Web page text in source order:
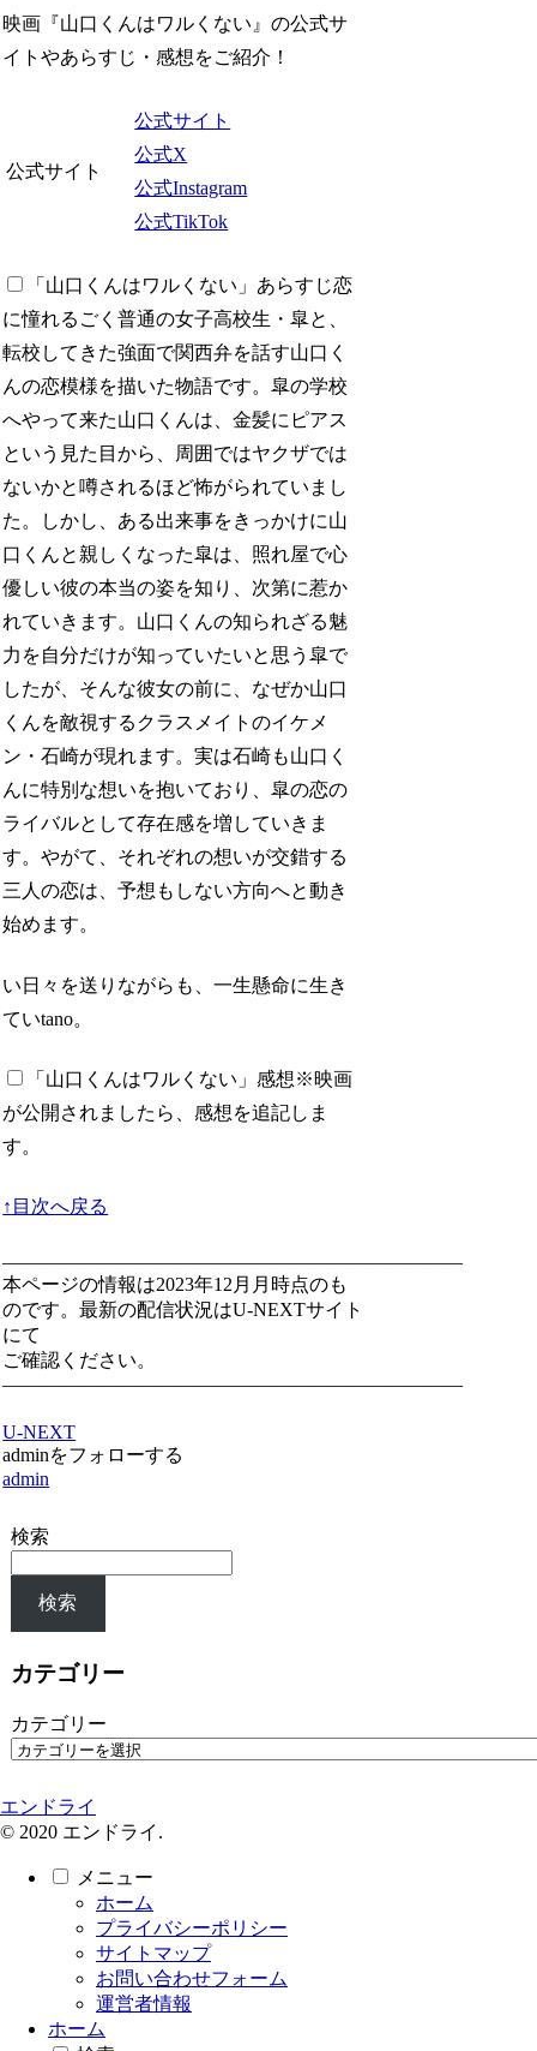
映画『山口くんはワルくない』の公式サ
イトやあらすじ・感想をご紹介！
公式サイト
公式サイト
公式X
公式Instagram
公式TikTok
「山口くんはワルくない」あらすじ恋
に憧れるごく普通の女子高校生・皐と、
転校してきた強面で関西弁を話す山口く
んの恋模様を描いた物語です。皐の学校
へやって来た山口くんは、金髪にピアス
という見た目から、周囲ではヤクザでは
ないかと噂されるほど怖がられていまし
た。しかし、ある出来事をきっかけに山
口くんと親しくなった皐は、照れ屋で心
優しい彼の本当の姿を知り、次第に惹か
れていきます。山口くんの知られざる魅
力を自分だけが知っていたいと思う皐で
したが、そんな彼女の前に、なぜか山口
くんを敵視するクラスメイトのイケメ
ン・石崎が現れます。実は石崎も山口く
んに特別な想いを抱いており、皐の恋の
ライバルとして存在感を増していきま
す。やがて、それぞれの想いが交錯する
三人の恋は、予想もしない方向へと動き
始めます。
い日々を送りながらも、一生懸命に生き
ていtano。
「山口くんはワルくない」感想※映画
が公開されましたら、感想を追記しま
す。
↑目次へ戻る
————————————————————————
本ページの情報は2023年12月月時点のも
のです。最新の配信状況はU-NEXTサイト
にて
ご確認ください。
————————————————————————
U-NEXT
adminをフォローする
admin
検索
検索
カテゴリー
カテゴリー
エンドライ
© 2020 エンドライ.
メニュー
ホーム
プライバシーポリシー
サイトマップ
お問い合わせフォーム
運営者情報
ホーム